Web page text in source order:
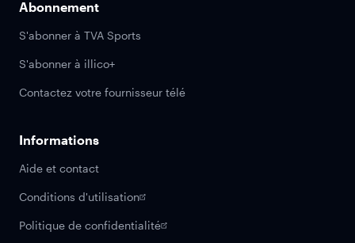
Abonnement
S'abonner à TVA Sports
S'abonner à illico+
Contactez votre fournisseur télé
Informations
Aide et contact
Conditions d'utilisation
Politique de confidentialité